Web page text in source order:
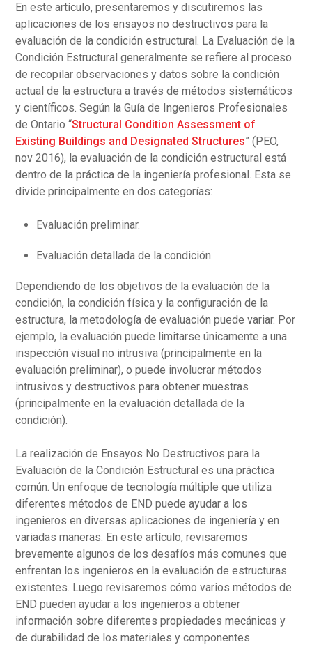
En este artículo, presentaremos y discutiremos las
aplicaciones de los ensayos no destructivos para la
evaluación de la condición estructural. La Evaluación de la
Condición Estructural generalmente se refiere al proceso
de recopilar observaciones y datos sobre la condición
actual de la estructura a través de métodos sistemáticos
y científicos. Según la Guía de Ingenieros Profesionales
de Ontario “Structural Condition Assessment of
Existing Buildings and Designated Structures” (PEO,
nov 2016), la evaluación de la condición estructural está
dentro de la práctica de la ingeniería profesional. Esta se
divide principalmente en dos categorías:
Evaluación preliminar.
Evaluación detallada de la condición.
Dependiendo de los objetivos de la evaluación de la
condición, la condición física y la configuración de la
estructura, la metodología de evaluación puede variar. Por
ejemplo, la evaluación puede limitarse únicamente a una
inspección visual no intrusiva (principalmente en la
evaluación preliminar), o puede involucrar métodos
intrusivos y destructivos para obtener muestras
(principalmente en la evaluación detallada de la
condición).
La realización de Ensayos No Destructivos para la
Evaluación de la Condición Estructural es una práctica
común. Un enfoque de tecnología múltiple que utiliza
diferentes métodos de END puede ayudar a los
ingenieros en diversas aplicaciones de ingeniería y en
variadas maneras. En este artículo, revisaremos
brevemente algunos de los desafíos más comunes que
enfrentan los ingenieros en la evaluación de estructuras
existentes. Luego revisaremos cómo varios métodos de
END pueden ayudar a los ingenieros a obtener
información sobre diferentes propiedades mecánicas y
de durabilidad de los materiales y componentes